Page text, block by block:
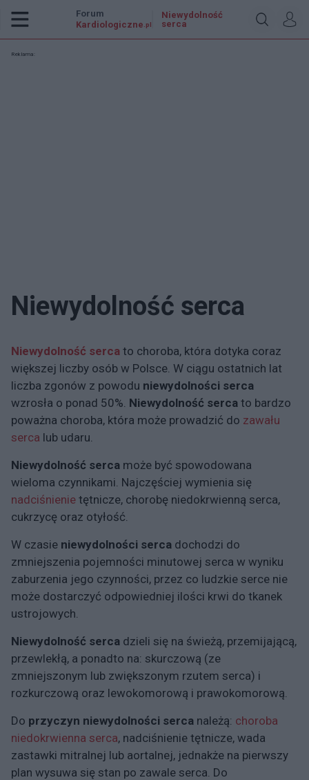
Forum
Kardiologiczne .pl
Niewydolność
serca
Reklama:
Niewydolność serca
Niewydolność serca to choroba, która dotyka coraz
większej liczby osób w Polsce. W ciągu ostatnich lat
liczba zgonów z powodu niewydolności serca
wzrosła o ponad 50%. Niewydolność serca to bardzo
poważna choroba, która może prowadzić do zawału
serca lub udaru.
Niewydolność serca może być spowodowana
wieloma czynnikami. Najczęściej wymienia się
nadciśnienie tętnicze, chorobę niedokrwienną serca,
cukrzycę oraz otyłość.
W czasie niewydolności serca dochodzi do
zmniejszenia pojemności minutowej serca w wyniku
zaburzenia jego czynności, przez co ludzkie serce nie
może dostarczyć odpowiedniej ilości krwi do tkanek
ustrojowych.
Niewydolność serca dzieli się na świeżą, przemijającą,
przewlekłą, a ponadto na: skurczową (ze
zmniejszonym lub zwiększonym rzutem serca) i
rozkurczową oraz lewokomorową i prawokomorową.
Do przyczyn niewydolności serca należą: choroba
niedokrwienna serca, nadciśnienie tętnicze, wada
zastawki mitralnej lub aortalnej, jednakże na pierwszy
plan wysuwa się stan po zawale serca. Do